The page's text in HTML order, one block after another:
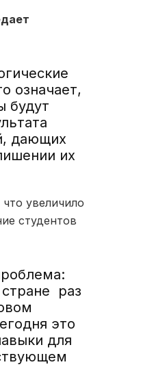
означает,
будут
дающих
их
увеличило
студентов
раз
это
для